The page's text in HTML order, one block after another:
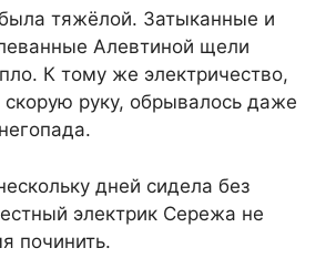
тяжёлой. Затыканные и
Алевтиной щели
К тому же электричество,
скорую руку, обрывалось даже
дней сидела без
электрик Сережа не
починить.